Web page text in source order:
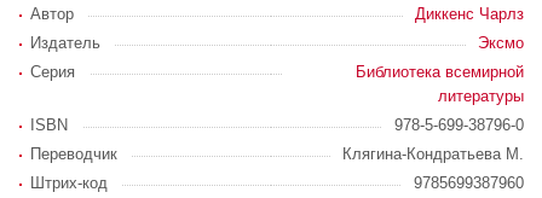
Автор
Диккенс Чарлз
Издатель
Эксмо
Серия
Библиотека всемирной
литературы
ISBN
978-5-699-38796-0
Переводчик
Клягина-Кондратьева М.
Штрих-код
9785699387960